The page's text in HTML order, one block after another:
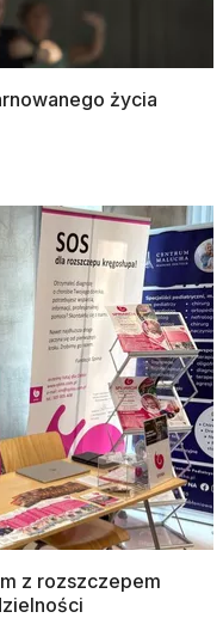
życia
z rozszczepem